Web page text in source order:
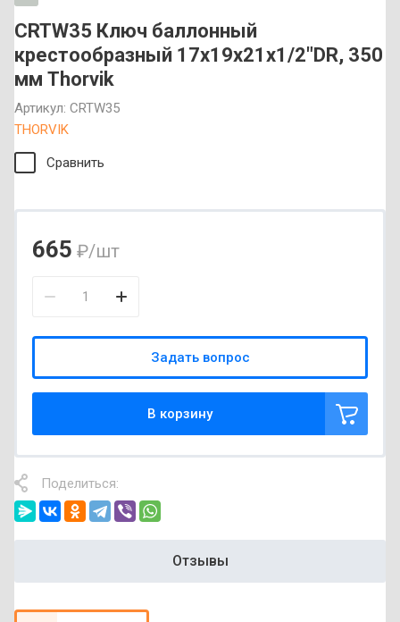
CRTW35 Ключ баллонный
крестообразный 17х19х21x1/2"DR, 350
мм Thorvik
Артикул: CRTW35
THORVIK
Сравнить
665 ₽/шт
В корзину
Задать вопрос
Поделиться:
Отзывы